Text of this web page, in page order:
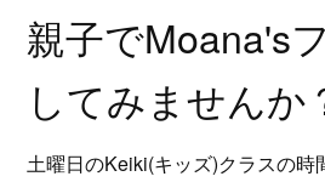
親子でMoana's
してみませんか
土曜日のKeiki(キッズ)クラスの時